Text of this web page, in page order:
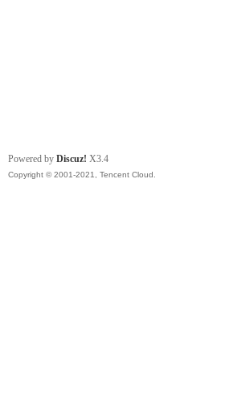
Powered by Discuz! X3.4
Copyright © 2001-2021, Tencent Cloud.